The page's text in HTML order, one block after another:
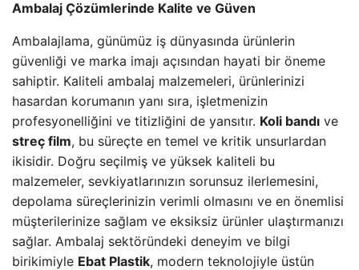
Ambalaj Çözümlerinde Kalite ve Güven
Ambalajlama, günümüz iş dünyasında ürünlerin
güvenliği ve marka imajı açısından hayati bir öneme
sahiptir. Kaliteli ambalaj malzemeleri, ürünlerinizi
hasardan korumanın yanı sıra, işletmenizin
profesyonelliğini ve titizliğini de yansıtır. Koli bandı ve
streç film, bu süreçte en temel ve kritik unsurlardan
ikisidir. Doğru seçilmiş ve yüksek kaliteli bu
malzemeler, sevkiyatlarınızın sorunsuz ilerlemesini,
depolama süreçlerinizin verimli olmasını ve en önemlisi
müşterilerinize sağlam ve eksiksiz ürünler ulaştırmanızı
sağlar. Ambalaj sektöründeki deneyim ve bilgi
birikimiyle Ebat Plastik, modern teknolojiyle üstün